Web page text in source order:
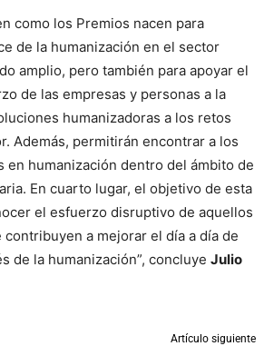
como los Premios nacen para
de la humanización en el sector
amplio, pero también para apoyar el
de las empresas y personas a la
humanizadoras a los retos
Además, permitirán encontrar a los
en humanización dentro del ámbito de
En cuarto lugar, el objetivo de esta
el esfuerzo disruptivo de aquellos
a mejorar el día a día de
de la humanización”, concluye Julio
Artículo siguiente